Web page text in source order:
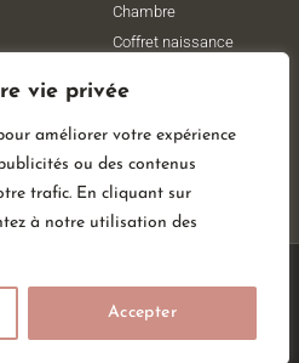
vie privée
améliorer votre expérience
ou des contenus
trafic. En cliquant sur
à notre utilisation des
Accepter
Chambre
Coffret naissance
Vêtements de
grossesse
Lithothérapie
Poussettes
Reserved
By Web Coast